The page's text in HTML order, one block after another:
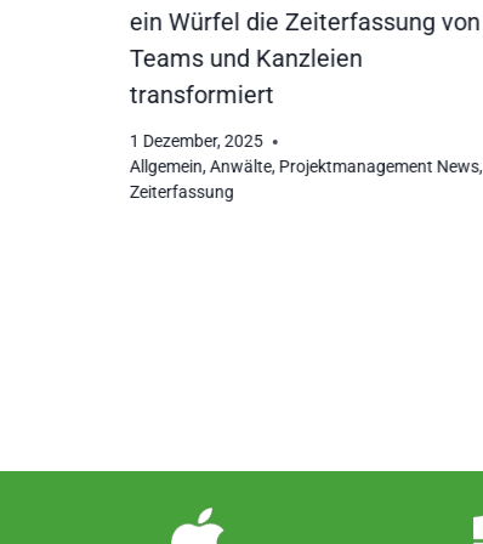
ein Würfel die Zeiterfassung von
Teams und Kanzleien
transformiert
1 Dezember, 2025
Allgemein, Anwälte, Projektmanagement News,
Zeiterfassung